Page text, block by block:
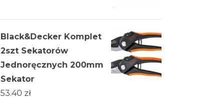
Black&Decker Komplet
2szt Sekatorów
Jednoręcznych 200mm
Sekator
53.40 zł